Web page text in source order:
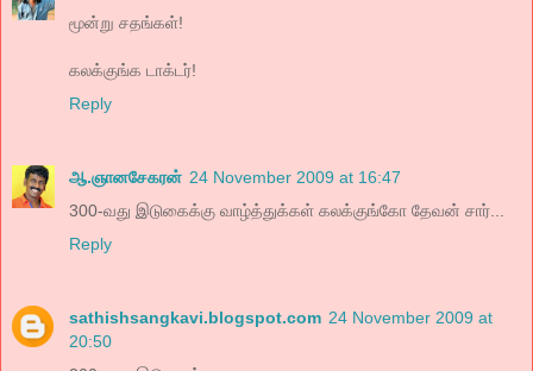
மூன்று சதங்கள்!
கலக்குங்க டாக்டர்!
Reply
ஆ.ஞானசேகரன் 24 November 2009 at 16:47
300-வது இடுகைக்கு வாழ்த்துக்கள் கலக்குங்கோ தேவன் சார்...
Reply
sathishsangkavi.blogspot.com 24 November 2009 at
20:50